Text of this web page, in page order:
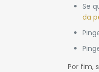
Se
da
Por fim,